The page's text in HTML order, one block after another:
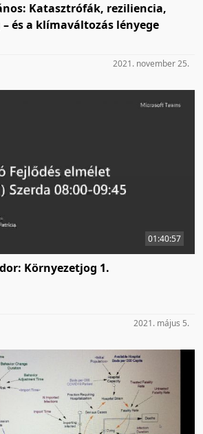
Katasztrófák, reziliencia,
és a klímaváltozás lényege
2021. november 25.
01:40:57
Környezetjog 1.
2021. május 5.